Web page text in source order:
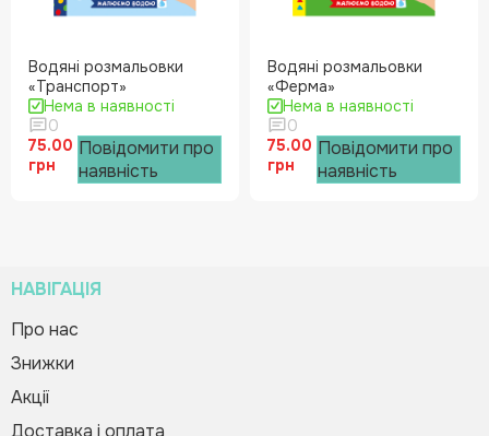
Водяні розмальовки
«Транспорт»
Нема в наявності
0
75.00
грн
Повідомити про
наявність
Водяні розмальовки
«Ферма»
Нема в наявності
0
75.00
грн
Повідомити про
наявність
НАВІГАЦІЯ
Про нас
Знижки
Акції
Доставка і оплата